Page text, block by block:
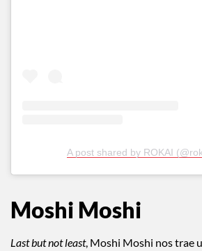
A post shared by ROKAI
Moshi Moshi
Last but not least, Moshi Moshi nos trae